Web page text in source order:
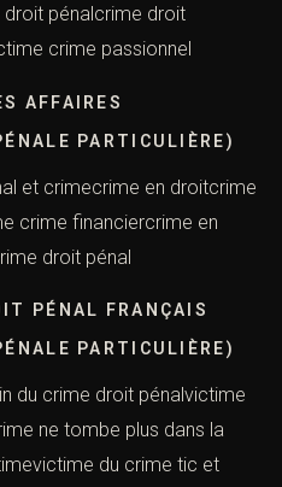
pénalcrime droit
crime passionnel
AFFAIRES
PARTICULIÈRE)
et crimecrime en droitcrime
crime financiercrime en
droit pénal
PÉNAL FRANÇAIS
PARTICULIÈRE)
du crime droit pénalvictime
ne tombe plus dans la
du crime tic et